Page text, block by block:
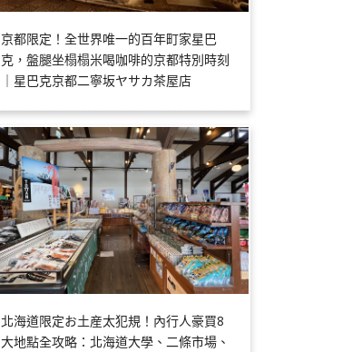
京都限定！全世界唯一的百年町家星巴
克，盤腿坐榻榻米喝咖啡的京都特別時刻
｜星巴克京都二寧坂ヤサカ茶屋店
北海道限定お土産太犯規！內行人豪買8
大地點全攻略：北海道大學、二條市場、